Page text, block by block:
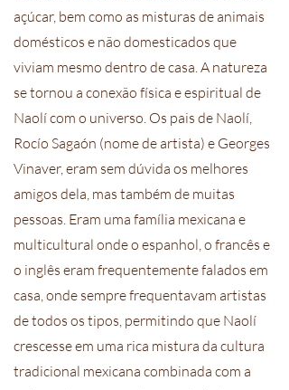
açúcar, bem como as misturas de animais
domésticos e não domesticados que
viviam mesmo dentro de casa. A natureza
se tornou a conexão física e espiritual de
Naolí com o universo. Os pais de Naolí,
Rocío Sagaón (nome de artista) e Georges
Vinaver, eram sem dúvida os melhores
amigos dela, mas também de muitas
pessoas. Eram uma família mexicana e
multicultural onde o espanhol, o francês e
o inglês eram frequentemente falados em
casa, onde sempre frequentavam artistas
de todos os tipos, permitindo que Naolí
crescesse em uma rica mistura da cultura
tradicional mexicana combinada com a